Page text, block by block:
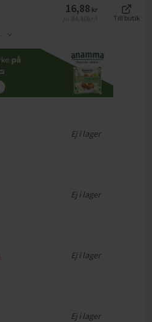
16,88 kr
Till butik
Ej i lager
Ej i lager
Ej i lager
Ej i lager